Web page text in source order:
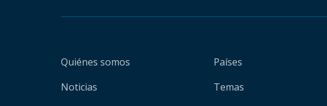
Quiénes somos
Noticias
Países
Temas